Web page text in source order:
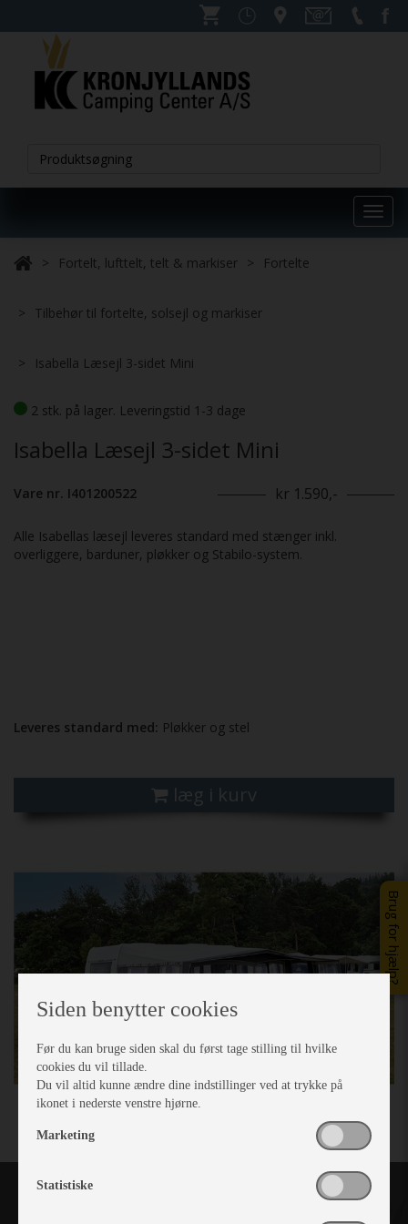
Brug for hjælp?
Fortelt, lufttelt, telt & markiser Fortelte
Tilbehør til fortelte, solsejl og markiser
Isabella Læsejl 3-sidet Mini
2 stk. på lager. Leveringstid 1-3 dage
Isabella Læsejl 3-sidet Mini
Vare nr. I401200522 kr 1.590,-
Alle Isabellas læsejl leveres standard med stænger inkl.
overliggere, barduner, pløkker og Stabilo-system.
Leveres standard med: Pløkker og stel
læg i kurv
Siden benytter cookies
Før du kan bruge siden skal du først tage stilling til hvilke
cookies du vil tillade.
Du vil altid kunne ændre dine indstillinger ved at trykke på
ikonet i nederste venstre hjørne.
Marketing
Statistiske